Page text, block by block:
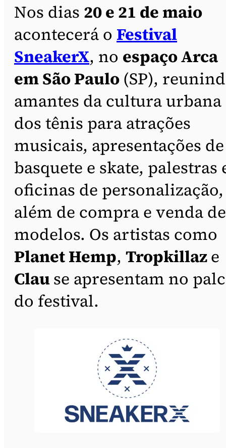
Nos dias 20 e 21 de maio
acontecerá o Festival
SneakerX, no espaço Arca
em São Paulo (SP),
amantes da cultura urbana
dos tênis para atrações
musicais, apresentações de
basquete e skate, palestras
oficinas de personalização,
além de compra e venda de
modelos. Os artistas como
Planet Hemp, Tropkillaze
Clause apresentam no
do festival.